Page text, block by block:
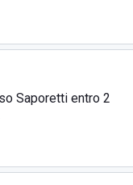
Saporetti entro 2